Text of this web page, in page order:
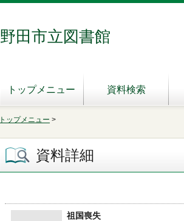
野田市立図書館
トップメニュー 資料検索
トップメニュー >
資料詳細
祖国喪失